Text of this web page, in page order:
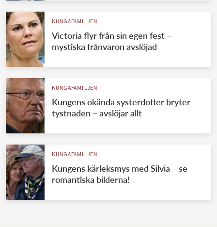
KUNGAFAMILJEN
Victoria flyr från sin egen fest –
mystiska frånvaron avslöjad
KUNGAFAMILJEN
Kungens okända systerdotter bryter
tystnaden – avslöjar allt
KUNGAFAMILJEN
Kungens kärleksmys med Silvia – se
romantiska bilderna!